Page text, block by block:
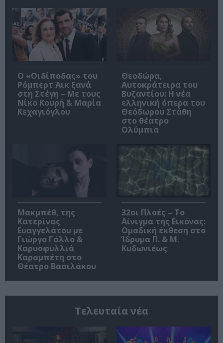
O «Οιδίποδας» του
Ρόμπερτ Άικ ξανά
στη Στέγη – Με τους
Νίκο Κουρή & Μαρία
Κεχαγιόγλου
Θεοδώρα,
Αυτοκράτειρα του
Βυζαντίου: Η νέα
ελληνική όπερα του
Θεόδωρου Στάθη
στο θέατρο
Ολύμπια
Μακμπέθ, της
Κατερίνας
Ευαγγελάτου με
Γιώργο Γάλλο &
Καρυοφυλλιά
Καραμπέτη στο
Θέατρο Βασιλάκου
32οι Πλοές – Το
Αίνιγμα της Εικόνας:
Ομαδική έκθεση στο
Ίδρυμα Π. & Μ.
Κυδωνιέως
Τελευταία νέα